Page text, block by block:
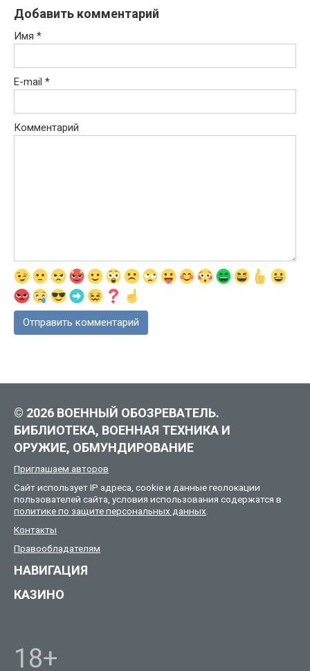
Добавить комментарий
Имя *
E-mail *
Комментарий
© 2026 ВОЕННЫЙ ОБОЗРЕВАТЕЛЬ.
БИБЛИОТЕКА, ВОЕННАЯ ТЕХНИКА И
ОРУЖИЕ, ОБМУНДИРОВАНИЕ
Приглашаем авторов
Сайт использует IP адреса, cookie и данные геолокации
пользователей сайта, условия использования содержатся в
политике по защите персональных данных.
Контакты
Правообладателям
НАВИГАЦИЯ
КАЗИНО
18+